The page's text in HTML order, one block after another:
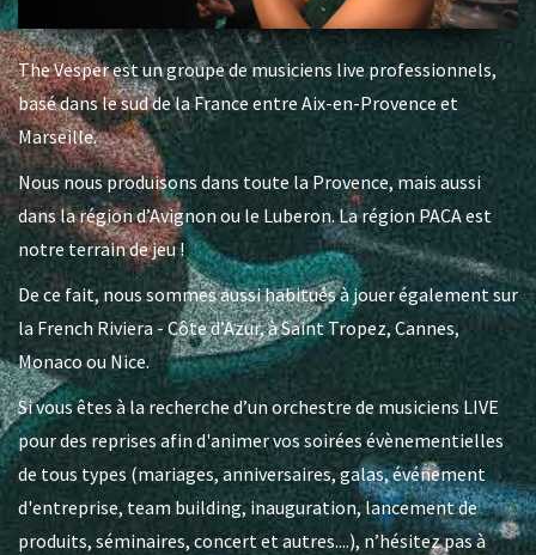
The Vesper est un groupe de musiciens live professionnels,
basé dans le sud de la France entre Aix-en-Provence et
Marseille.
Nous nous produisons dans toute la Provence, mais aussi
dans la région d’Avignon ou le Luberon. La région PACA est
notre terrain de jeu !
De ce fait, nous sommes aussi habitués à jouer également sur
la French Riviera - Côte d’Azur, à Saint Tropez, Cannes,
Monaco ou Nice.
Si vous êtes à la recherche d’un orchestre de musiciens LIVE
pour des reprises afin d'animer vos soirées évènementielles
de tous types (mariages, anniversaires, galas, événement
d'entreprise, team building, inauguration, lancement de
produits, séminaires, concert et autres....), n’hésitez pas à